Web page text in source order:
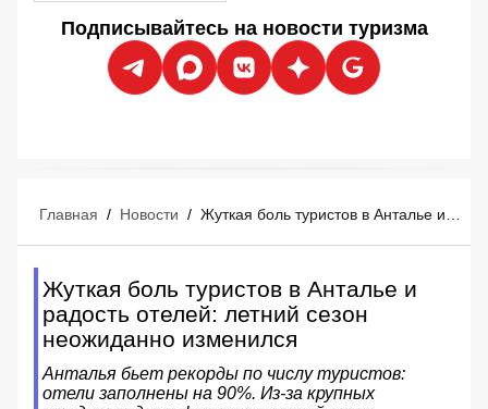
Подписывайтесь на новости туризма
Главная / Новости /
Жуткая боль туристов в Анталье и
радость отелей: летний сезон
неожиданно изменился
Анталья бьет рекорды по числу туристов:
отели заполнены на 90%. Из-за крупных